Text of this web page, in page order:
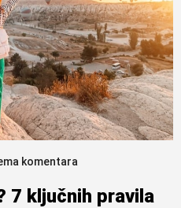
komentara
7 ključnih pravila